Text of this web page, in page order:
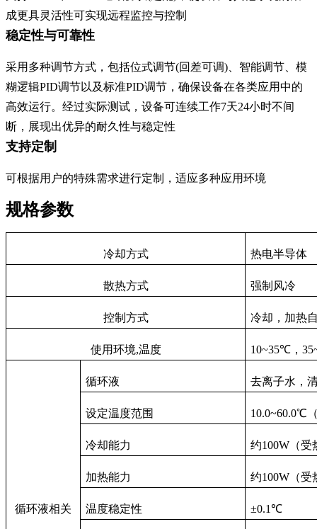
成更具灵活性可实现远程监控与控制
稳定性与可靠性
采用多种调节方式，包括位式调节(回差可调)、智能调节、模
糊逻辑PID调节以及标准PID调节，确保设备在各类应用中的
高效运行。经过实际测试，设备可连续工作7天24小时不间
断，展现出优异的耐久性与稳定性
支持定制
可根据用户的特殊需求进行定制，适应多种应用环境
规格参数
冷却方式 热电半导体
散热方式 强制风冷
控制方式 冷却，加热
使用环境,温度 10~35℃，
循环液相关
循环液 去离子水，
设定温度范围 10.0~60.0℃
冷却能力 约100W（受
加热能力 约100W（受
温度稳定性 ±0.1℃